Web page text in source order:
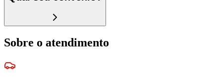
Sobre o atendimento